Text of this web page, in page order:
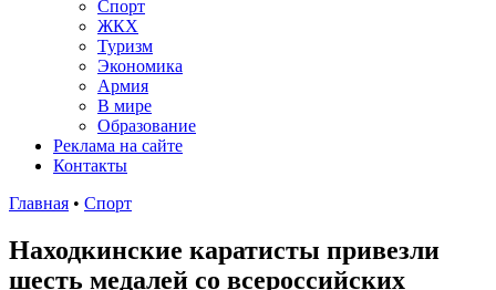
Спорт
ЖКХ
Туризм
Экономика
Армия
В мире
Образование
Реклама на сайте
Контакты
Главная • Спорт
Находкинские каратисты привезли
шесть медалей со всероссийских